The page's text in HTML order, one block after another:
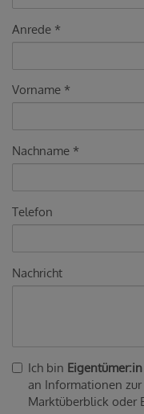
Anrede
Vorname
Nachname
Telefon
Nachricht
Ich bin
an Informationen
Marktüberblick oder